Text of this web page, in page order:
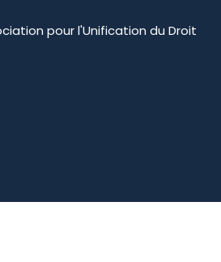
pour l'Unification du Droit